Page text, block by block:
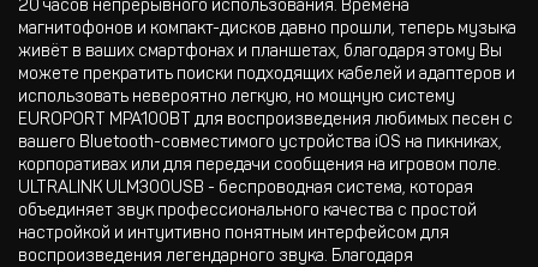
20 часов непрерывного использования. Времена
магнитофонов и компакт-дисков давно прошли, теперь музыка
живёт в ваших смартфонах и планшетах, благодаря этому Вы
можете прекратить поиски подходящих кабелей и адаптеров и
использовать невероятно легкую, но мощную систему
EUROPORT MPA100BT для воспроизведения любимых песен с
вашего Bluetooth-совместимого устройства iOS на пикниках,
корпоративах или для передачи сообщения на игровом поле.
ULTRALINK ULM300USB - беспроводная система, которая
объединяет звук профессионального качества с простой
настройкой и интуитивно понятным интерфейсом для
воспроизведения легендарного звука. Благодаря